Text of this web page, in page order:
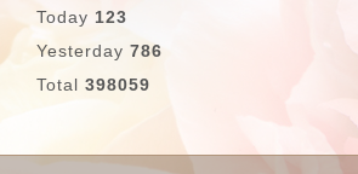
Today 123
Yesterday 786
Total 398059